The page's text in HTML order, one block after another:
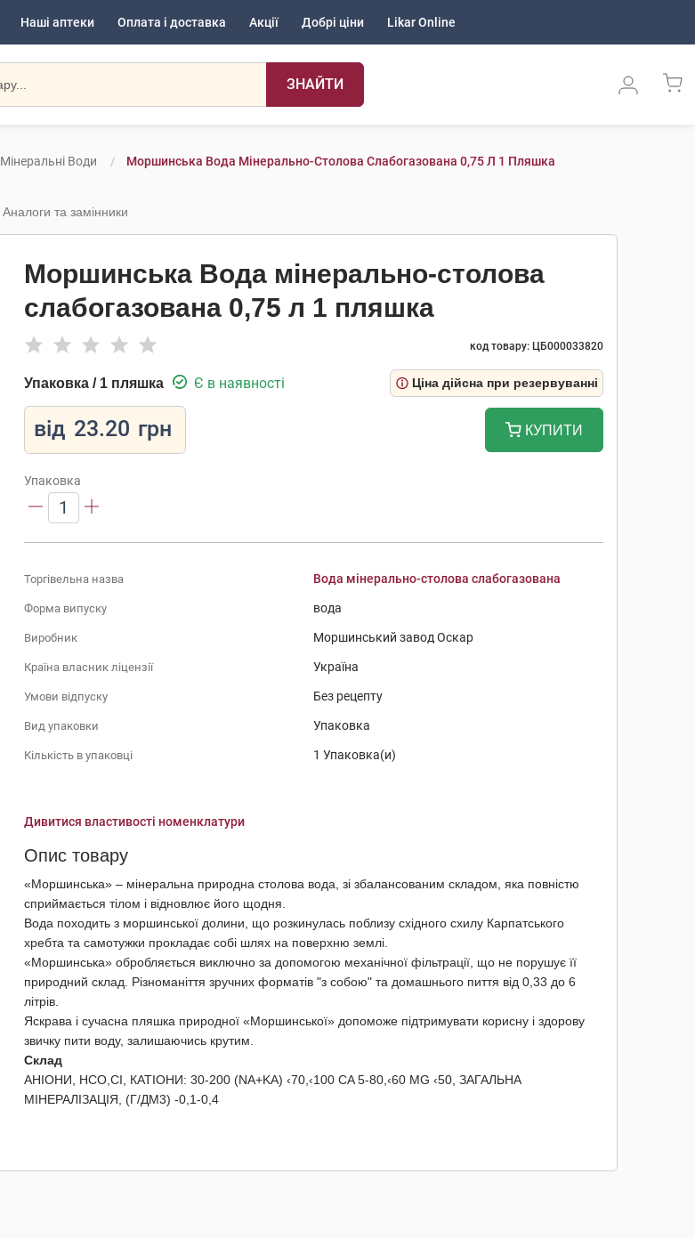
Наші аптеки Оплата і доставка Акції Добрі ціни Likar Online
ЗНАЙТИ
Мінеральні Води Моршинська Вода Мінерально-Столова Слабогазована 0,75 Л 1 Пляшка
Аналоги та замінники
Моршинська Вода мінерально-столова
слабогазована 0,75 л 1 пляшка
код товару: ЦБ000033820
Упаковка / 1 пляшка Є в наявності Ціна дійсна при резервуванні
від 23.20 грн КУПИТИ
Упаковка
1
Торгівельна назва Вода мінерально-столова слабогазована
Форма випуску вода
Виробник Моршинський завод Оскар
Країна власник ліцензії Україна
Умови відпуску Без рецепту
Вид упаковки Упаковка
Кількість в упаковці 1 Упаковка(и)
Дивитися властивості номенклатури
Опис товару
«Моршинська» – мінеральна природна столова вода, зі збалансованим складом, яка повністю
сприймається тілом і відновлює його щодня.
Вода походить з моршинської долини, що розкинулась поблизу східного схилу Карпатського
хребта та самотужки прокладає собі шлях на поверхню землі.
«Моршинська» обробляється виключно за допомогою механічної фільтрації, що не порушує її
природний склад. Різноманіття зручних форматів "з собою" та домашнього пиття від 0,33 до 6
літрів.
Яскрава і сучасна пляшка природної «Моршинської» допоможе підтримувати корисну і здорову
звичку пити воду, залишаючись крутим.
Склад
АНІОНИ, HCO,CI, КАТІОНИ: 30-200 (NA+KA) ‹70,‹100 CA 5-80,‹60 MG ‹50, ЗАГАЛЬНА
МIНЕРАЛIЗАЦIЯ, (Г/ДМ3) -0,1-0,4